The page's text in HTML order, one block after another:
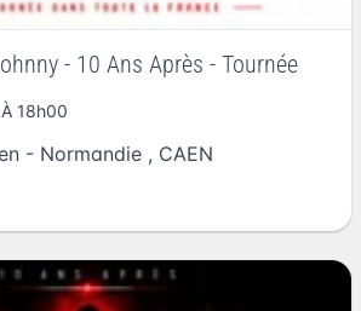
- 10 Ans Après - Tournée
18h00
- Normandie , CAEN